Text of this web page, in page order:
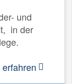
und
in der